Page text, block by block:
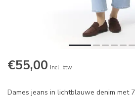
€55,00 Incl. btw
Dames jeans in lichtblauwe denim met